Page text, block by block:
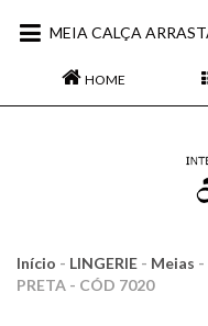
HOME
Início - LINGERIE - Meias -
PRETA - CÓD 7020